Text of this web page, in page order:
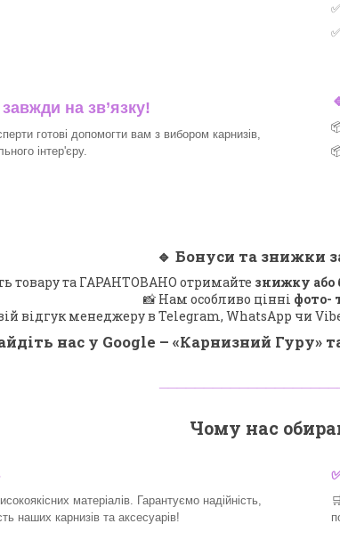
✅
✅
на зв’язку!
готові допомогти вам з вибором карнизів,
інтер'єру.​
🔹 Бонуси та знижки
товару та ГАРАНТОВАНО отримайте знижку або
📸 Нам особливо цінні фото-
відгук менеджеру в Telegram, WhatsApp чи
нас у Google – «Карнизний Гуру»
Чому нас
матеріалів. Гарантуємо надійність,
наших карнизів та аксесуарів!​